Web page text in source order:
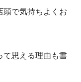
頭で気持ちよくお
て思える理由も書